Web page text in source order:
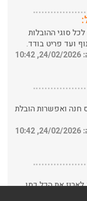
ועד פריט בודד.
שירותי אריזה
כנסו עכשיו